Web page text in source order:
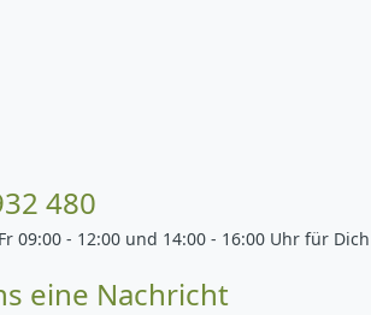
480
09:00 - 12:00 und 14:00 - 16:00 Uhr für Dich
eine Nachricht